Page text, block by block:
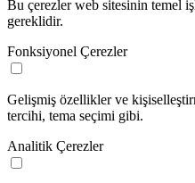
Bu çerezler web sitesinin temel
gereklidir.
Fonksiyonel Çerezler
Gelişmiş özellikler ve
tercihi, tema seçimi gibi.
Analitik Çerezler